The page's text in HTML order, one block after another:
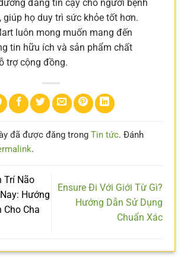
đáng tin cậy cho người bệnh
giúp họ duy trì sức khỏe tốt hơn.
luôn mong muốn mang đến
tin hữu ích và sản phẩm chất
trợ cộng đồng.
đã được đăng trong Tin tức. Đánh
.
Trí Não
Hướng
Cho Cha
Ensure Đi Với Giới Từ Gì?
Hướng Dẫn Sử Dụng
Chuẩn Xác